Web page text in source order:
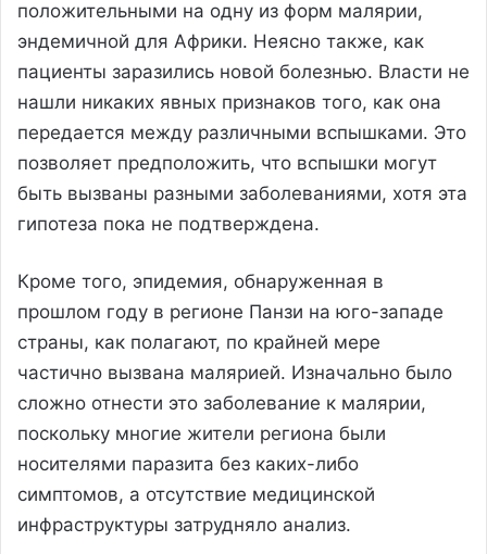
положительными на одну из форм малярии,
эндемичной для Африки. Неясно также, как
пациенты заразились новой болезнью. Власти не
нашли никаких явных признаков того, как она
передается между различными вспышками. Это
позволяет предположить, что вспышки могут
быть вызваны разными заболеваниями, хотя эта
гипотеза пока не подтверждена.
Кроме того, эпидемия, обнаруженная в
прошлом году в регионе Панзи на юго-западе
страны, как полагают, по крайней мере
частично вызвана малярией. Изначально было
сложно отнести это заболевание к малярии,
поскольку многие жители региона были
носителями паразита без каких-либо
симптомов, а отсутствие медицинской
инфраструктуры затрудняло анализ.